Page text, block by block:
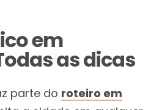
em
as dicas
parte do roteiro em